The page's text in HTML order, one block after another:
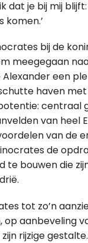
dat je bij mij
komen.’
bij de
meegegaan
een
haven
centraal
van heel
van de
de
te bouwen die
tot zo’n
aanbeveling
rijzige gestalte.